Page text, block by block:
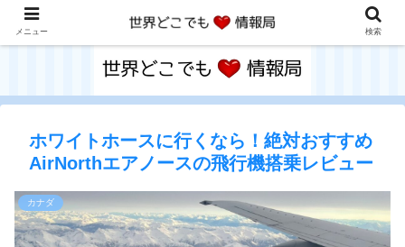
ホワイトホースに行くなら！絶対おすすめ
AirNorthエアノースの飛行機搭乗レビュー
カナダ
メニュー 検索